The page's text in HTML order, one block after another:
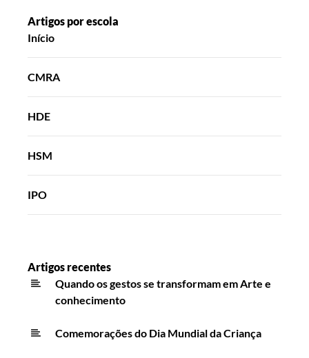
Artigos por escola
Início
CMRA
HDE
HSM
IPO
Artigos recentes
Quando os gestos se transformam em Arte e
conhecimento
Comemorações do Dia Mundial da Criança